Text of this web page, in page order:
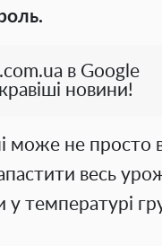
в Google
новини!
може не просто
весь
температурі